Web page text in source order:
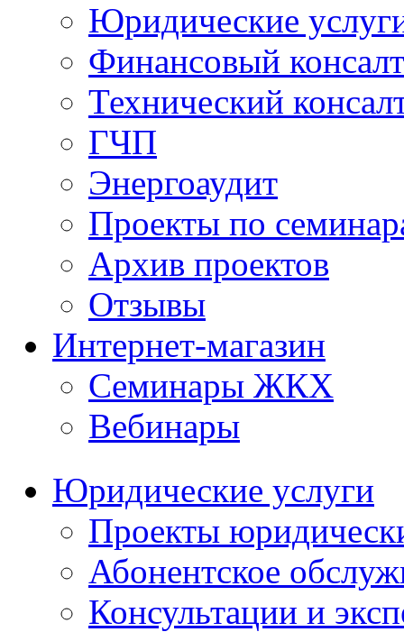
Юридические
Финансовый
Технический
ГЧП
Энергоаудит
Проекты по
Архив проектов
Отзывы
Интернет-магазин
Семинары ЖКХ
Вебинары
Юридические услуги
Проекты
Абонентское
Консультации и